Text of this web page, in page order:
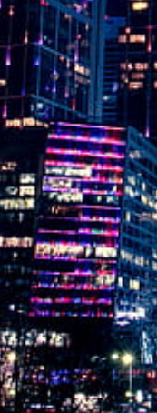
About
Us
Write
for Us